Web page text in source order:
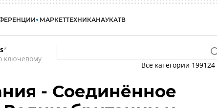
МАРКЕТТЕХНИКАНАУКАТВ
*
ключевому
Все категории 199124
- Соединённое